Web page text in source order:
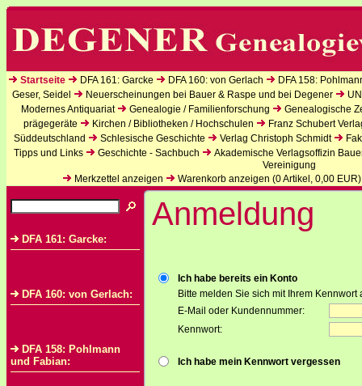
Startseite DFA 161: Garcke DFA 160: von Gerlach
DFA 158:
Geser, Seidel
Neuerscheinungen bei Bauer & Raspe und bei Degener
Modernes Antiquariat
Genealogie / Familienforschung
Genealogische
prägegeräte
Kirchen / Bibliotheken / Hochschulen
Franz Schubert
Süddeutschland
Schlesische Geschichte Verlag Christoph Schmidt
Tipps und Links
Geschichte - Sachbuch
Akademische Verlagsoffizin
Vereinigung
Merkzettel anzeigen
Warenkorb anzeigen (0Artikel, 0,00 EUR)
DFA 161: Garcke:
DFA 160: von Gerlach:
DFA 158: Pohlmann
und Fabian:
Anmeldung
Ich habe bereits ein Konto
Bitte melden Sie sich mit Ihrem Kennwort
E-Mail oder Kundennummer:
Kennwort:
Ich habe mein Kennwort vergessen